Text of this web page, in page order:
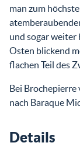
man zum
und sogar weiter
Osten blickend
flachen Teil des
Bei Brochepierre
nach Baraque
Details